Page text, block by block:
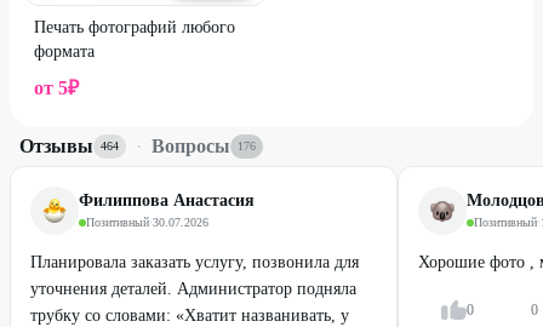
Печать фотографий любого
формата
от 5₽
Отзывы 464 · Вопросы 176
Филиппова Анастасия
Позитивный·30.07.2026
Планировала заказать услугу, позвонила для
уточнения деталей. Администратор подняла
трубку со словами: «Хватит названивать, у
Позитивный·
Хорошие фото ,
0 0